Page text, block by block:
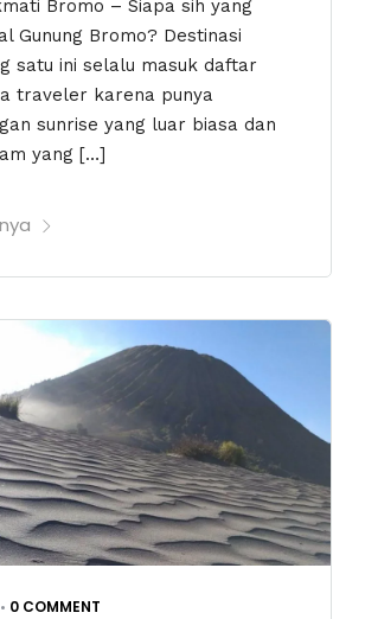
Bromo – Siapa sih yang
Gunung Bromo? Destinasi
satu ini selalu masuk daftar
traveler karena punya
sunrise yang luar biasa dan
yang […]
• 0 COMMENT